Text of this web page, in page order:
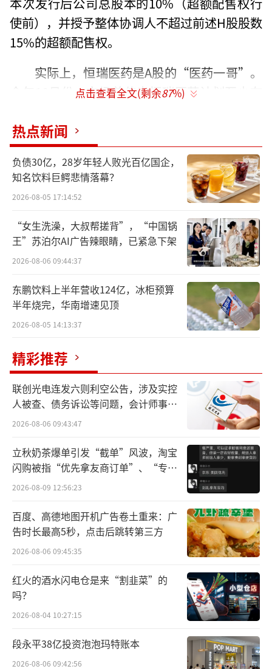
使前），并授予整体协调人不超过前述H股股数
15%的超额配售权。
实际上，恒瑞医药是A股的“医药一哥”。
今年10月份，市场曾传出恒瑞医药计划至少在
的募资金额，恒瑞医药方面尚未官宣。
“截至目前，公司正积极与相关中介机构
就本次发行并上市的相关工作进行商讨，除本
次董事会审议通过的相关议案外，其他关于本
次发行并上市的具体细节尚未确定。”恒瑞医
药在公告中表示。
24年前，恒瑞医药在A股IPO时，募集到的
资金是4.79亿元。从业绩来看，目前恒瑞医药
入201.89亿元，同比增长18.67%；归属于上市
公司股东的净利润46.2亿元，同比增长32.9
8%。
流动资金方面，截至今年三季度末，恒瑞
医药账面上货币现金仍高达221.32亿元。那为
可分。
点击查看全文(剩余87%)
热点新闻
负债30亿，28岁年轻人败光百亿国企，
知名饮料巨鳄悲情落幕？
2026-08-05 17:14:52
“女生洗澡，大叔帮搓背”，“中国锅
王”苏泊尔AI广告辣眼睛，已紧急下架
2026-08-06 09:44:37
东鹏饮料上半年营收124亿，冰柜预算
半年烧完，华南增速见顶
2026-08-05 14:13:37
精彩推荐
联创光电连发六则利空公告，涉及实控
人被查、债务诉讼等问题，会计师事务
所曾出具“保留意见”
2026-08-06 09:43:47
立秋奶茶爆单引发“截单”风波，淘宝
闪购被指“优先拿友商订单”、“专挑
贵的拿”
2026-08-09 12:56:23
百度、高德地图开机广告卷土重来：广
告时长最高5秒，点击后跳转第三方
2026-08-06 09:45:35
红火的酒水闪电仓是来“割韭菜”的
吗？
2026-08-04 10:27:15
段永平38亿投资泡泡玛特账本
2026-08-06 09:42:56